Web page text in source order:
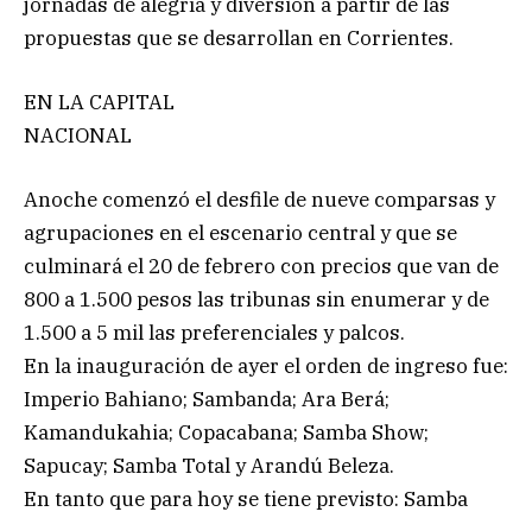
propuestas que se desarrollan en Corrientes.
EN LA CAPITAL
NACIONAL
Anoche comenzó el desfile de nueve comparsas y
agrupaciones en el escenario central y que se
culminará el 20 de febrero con precios que van de
800 a 1.500 pesos las tribunas sin enumerar y de
1.500 a 5 mil las preferenciales y palcos.
En la inauguración de ayer el orden de ingreso fue:
Imperio Bahiano; Sambanda; Ara Berá;
Kamandukahia; Copacabana; Samba Show;
Sapucay; Samba Total y Arandú Beleza.
En tanto que para hoy se tiene previsto: Samba